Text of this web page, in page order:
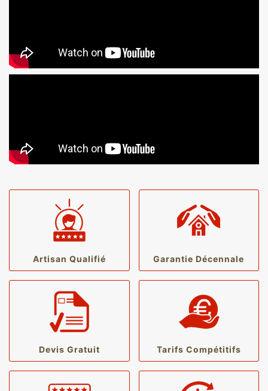
Artisan Qualifié Garantie Décennale
Devis Gratuit Tarifs Compétitifs